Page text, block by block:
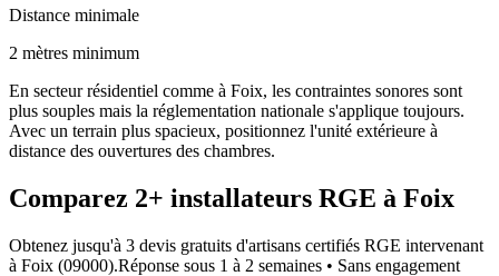
Distance minimale
2 mètres minimum
En secteur résidentiel comme à Foix, les contraintes sonores sont
plus souples mais la réglementation nationale s'applique toujours.
Avec un terrain plus spacieux, positionnez l'unité extérieure à
distance des ouvertures des chambres.
Comparez 2+ installateurs RGE à Foix
Obtenez jusqu'à 3 devis gratuits d'artisans certifiés RGE intervenant
à Foix (09000).Réponse sous 1 à 2 semaines • Sans engagement